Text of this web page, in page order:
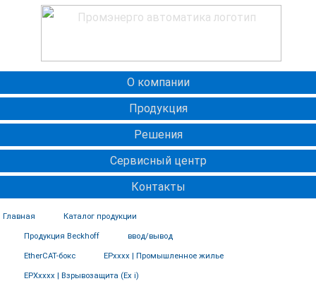
О компании
Продукция
Решения
Сервисный центр
Контакты
Главная Каталог продукции
Продукция Beckhoff ввод/вывод
EtherCAT-бокс EPxxxx | Промышленное жилье
EPXxxxx | Взрывозащита (Ex i)